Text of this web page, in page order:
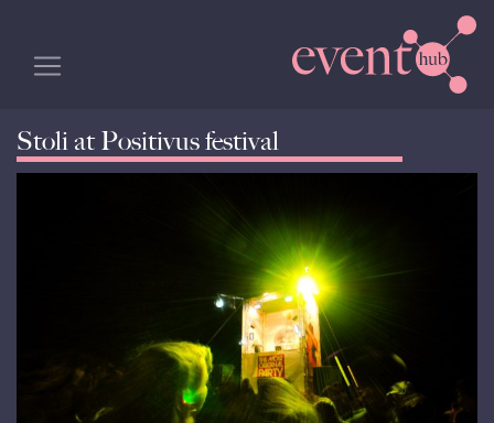
Stoli at Positivus festival